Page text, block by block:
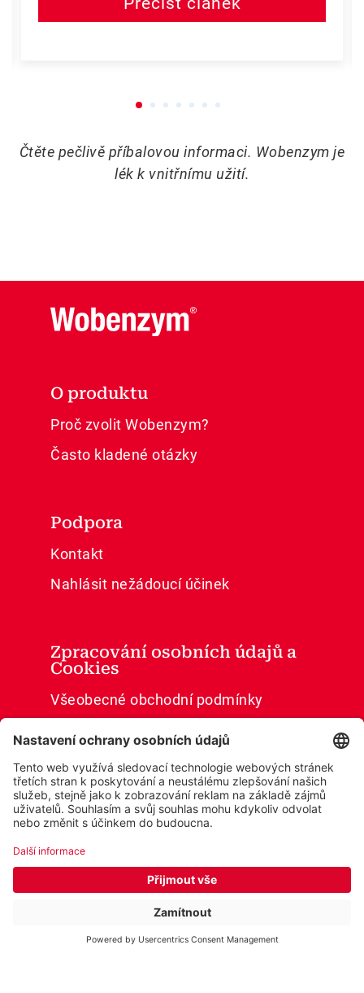
Čtěte pečlivě příbalovou informaci. Wobenzym je
lék k vnitřnímu užití.
O produktu
Proč zvolit Wobenzym?
Často kladené otázky
Podpora
Kontakt
Nahlásit nežádoucí účinek
Zpracování osobních údajů a
Cookies
Všeobecné obchodní podmínky
Ochrana osobních údajů
Cookies
Prohlášení o přístupnosti
© 2026 Wobenzym® Cookie settings